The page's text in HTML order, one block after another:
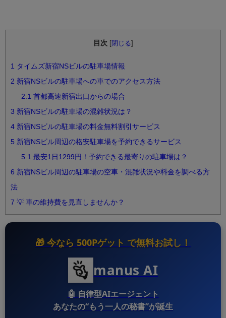
目次 閉じる
1 タイムズ新宿NSビルの駐車場情報
2 新宿NSビルの駐車場への車でのアクセス方法
2.1 首都高速新宿出口からの場合
3 新宿NSビルの駐車場の混雑状況は？
4 新宿NSビルの駐車場の料金無料割引サービス
5 新宿NSビル周辺の格安駐車場を予約できるサービス
5.1 最安1日1299円！予約できる最寄りの駐車場は？
6 新宿NSビル周辺の駐車場の空車・混雑状況や料金を調べる方
法
7 💡 車の維持費を見直しませんか？
🎁 今なら 500Pゲット で無料お試し！
manus AI
🤖 自律型AIエージェント
あなたの“もう一人の秘書”が誕生